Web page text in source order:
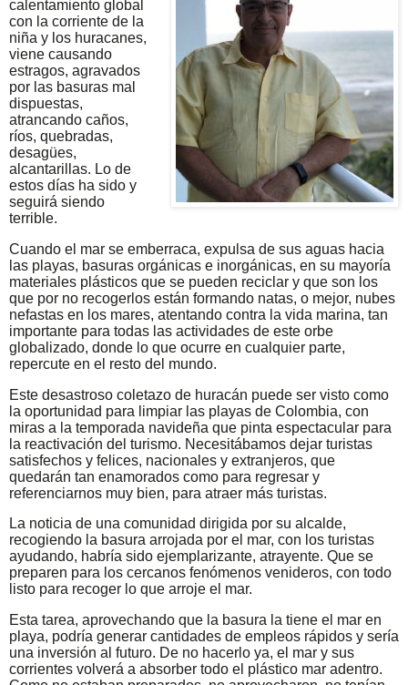
calentamiento global
con la corriente de la
niña y los huracanes,
viene causando
estragos, agravados
por las basuras mal
dispuestas,
atrancando caños,
ríos, quebradas,
desagües,
alcantarillas. Lo de
estos días ha sido y
seguirá siendo
terrible.
Cuando el mar se emberraca, expulsa de sus aguas hacia
las playas, basuras orgánicas e inorgánicas, en su mayoría
materiales plásticos que se pueden reciclar y que son los
que por no recogerlos están formando natas, o mejor, nubes
nefastas en los mares, atentando contra la vida marina, tan
importante para todas las actividades de este orbe
globalizado, donde lo que ocurre en cualquier parte,
repercute en el resto del mundo.
Este desastroso coletazo de huracán puede ser visto como
la oportunidad para limpiar las playas de Colombia, con
miras a la temporada navideña que pinta espectacular para
la reactivación del turismo. Necesitábamos dejar turistas
satisfechos y felices, nacionales y extranjeros, que
quedarán tan enamorados como para regresar y
referenciarnos muy bien, para atraer más turistas.
La noticia de una comunidad dirigida por su alcalde,
recogiendo la basura arrojada por el mar, con los turistas
ayudando, habría sido ejemplarizante, atrayente. Que se
preparen para los cercanos fenómenos venideros, con todo
listo para recoger lo que arroje el mar.
Esta tarea, aprovechando que la basura la tiene el mar en
playa, podría generar cantidades de empleos rápidos y sería
una inversión al futuro. De no hacerlo ya, el mar y sus
corrientes volverá a absorber todo el plástico mar adentro.